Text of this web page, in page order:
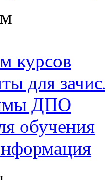
курсов
для
ДПО
обучения